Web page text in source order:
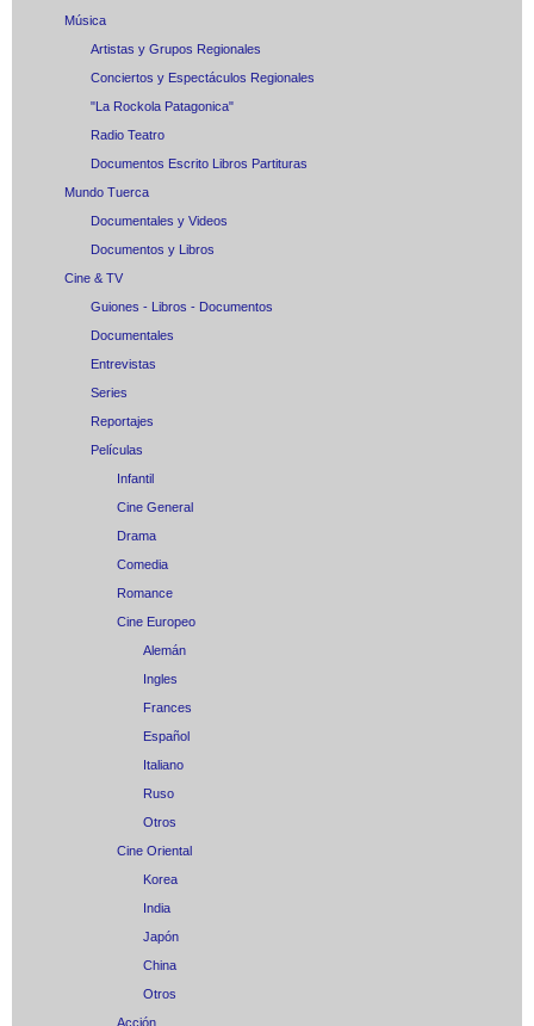
Música
Artistas y Grupos Regionales
Conciertos y Espectáculos Regionales
"La Rockola Patagonica"
Radio Teatro
Documentos Escrito Libros Partituras
Mundo Tuerca
Documentales y Videos
Documentos y Libros
Cine & TV
Guiones - Libros - Documentos
Documentales
Entrevistas
Series
Reportajes
Películas
Infantil
Cine General
Drama
Comedia
Romance
Cine Europeo
Alemán
Ingles
Frances
Español
Italiano
Ruso
Otros
Cine Oriental
Korea
India
Japón
China
Otros
Acción